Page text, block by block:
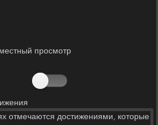
просмотр
отмечаются достижениями, которые